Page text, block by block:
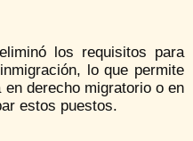
los requisitos para
lo que permite
derecho migratorio o en
estos puestos.